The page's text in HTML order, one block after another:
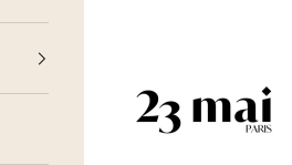
23 Mai Paris